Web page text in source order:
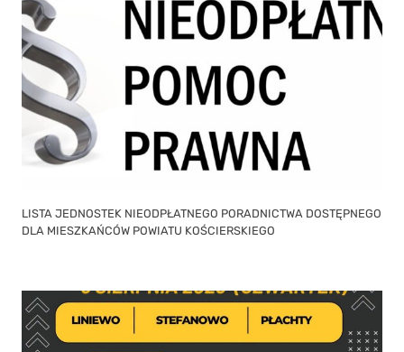
LISTA JEDNOSTEK NIEODPŁATNEGO PORADNICTWA DOSTĘPNEGO
DLA MIESZKAŃCÓW POWIATU KOŚCIERSKIEGO